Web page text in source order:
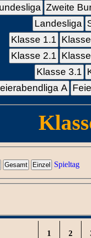
Zweite
Landesliga
Klasse 1.1
Klasse 2.1
Klasse 3.1
A
Spieltag
1 2